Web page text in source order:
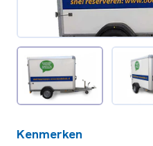
Kenmerken